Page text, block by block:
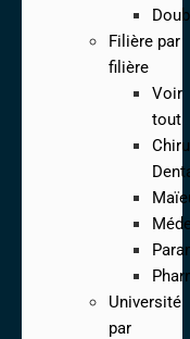
Filière par
filière
Voir
tout
Université
par